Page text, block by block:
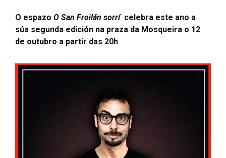
O espazo O San Froilán sorrí celebra este ano a
súa segunda edición na praza da Mosqueira o 12
de outubro a partir das 20h